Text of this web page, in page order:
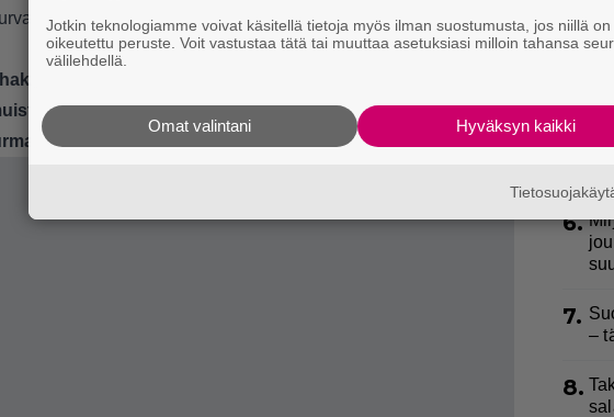
omavalvonta sekä valvovien viranomaisten
tämän rokotteen, jos olet 25-, 45- tai 65-vuotias?
kasvussa – näillä aloilla tapaturmia sattuu eniten
4.
5.
6.
7.
–
8.
Jotkin teknologiamme voivat käsitellä tietoja myös ilman suostumusta, jos niillä on
oikeutettu peruste. Voit vastustaa tätä tai muuttaa asetuksiasi milloin tahansa
välilehdellä.
Hyväksyn kaikki
Omat valintani